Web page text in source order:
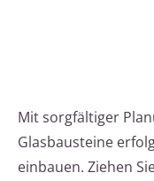
Mit sorgfältiger
Glasbausteine
einbauen. Ziehen